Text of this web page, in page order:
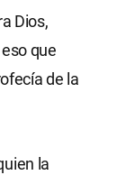
Dios,
que
de la
la